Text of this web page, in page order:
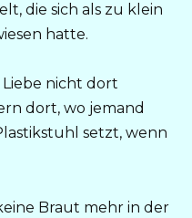
die sich als zu klein
hatte.
nicht dort
dort, wo jemand
setzt, wenn
Braut mehr in der